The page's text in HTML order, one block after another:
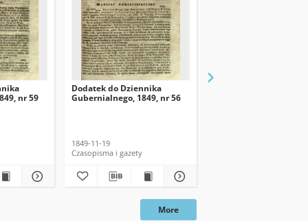
nr 59
Dodatek do Dziennika
Gubernialnego, 1849, nr 56
1849-11-19
Czasopisma i gazety
More